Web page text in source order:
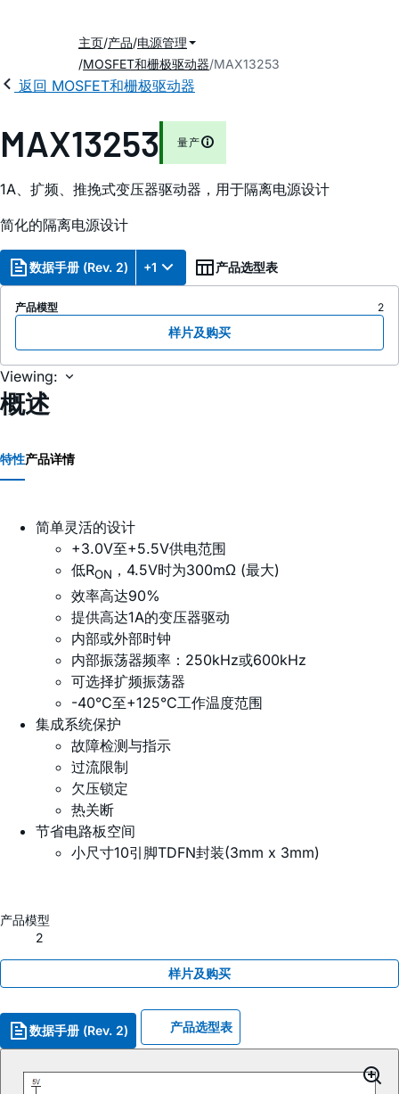
主页 产品 电源管理
MOSFET和栅极驱动器 MAX13253
返回 MOSFET和栅极驱动器
MAX13253 量产
1A、扩频、推挽式变压器驱动器，用于隔离电源设计
简化的隔离电源设计
数据手册 (Rev. 2) +1 产品选型表
产品模型 2
样片及购买
Viewing:
概述
特性产品详情
简单灵活的设计
+3.0V至+5.5V供电范围
低RON ，4.5V时为300mΩ (最大)
效率高达90%
提供高达1A的变压器驱动
内部或外部时钟
内部振荡器频率：250kHz或600kHz
可选择扩频振荡器
-40°C至+125°C工作温度范围
集成系统保护
故障检测与指示
过流限制
欠压锁定
热关断
节省电路板空间
小尺寸10引脚TDFN封装(3mm x 3mm)
产品模型
2
样片及购买
数据手册 (Rev. 2) 产品选型表